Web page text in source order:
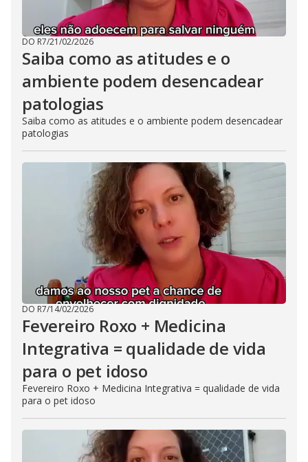
DO R7/21/02/2026
Saiba como as atitudes e o
ambiente podem desencadear
patologias
Saiba como as atitudes e o ambiente podem desencadear
patologias
DO R7/14/02/2026
Fevereiro Roxo + Medicina
Integrativa = qualidade de vida
para o pet idoso
Fevereiro Roxo + Medicina Integrativa = qualidade de vida
para o pet idoso